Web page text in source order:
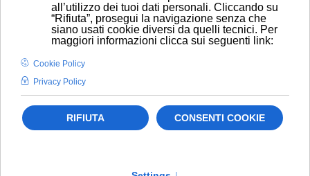
NUOVO BERSAGLIO CONTRO CACHESSIA INDOTTA DAL
CANCRO